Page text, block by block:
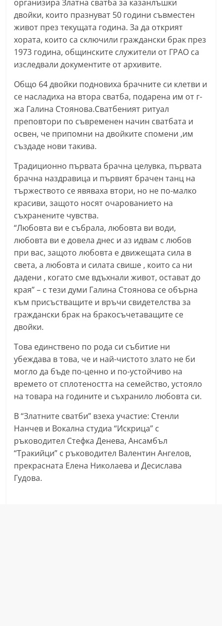
n
l
a
.
n
f
o
,
k
a
z
a
n
l
a
k
-
g
.
i
o
,
g
a
l
e
r
y
организира Златна сватба за казанлъшки
двойки, които празнуват 50 години съвместен
живот през текущата година. За да открият
хората, които са сключили граждански брак през
1973 година, общинските служители от ГРАО са
изследвали документите от архивите.
Общо 64 двойки подновиха брачните си клетви и
се насладиха на втора сватба, подарена им от г-
жа Галина Стоянова.Сватбеният ритуал
преповтори по съвременен начин сватбата и
освен, че припомни на двойките спомени ,им
създаде нови такива.
Традиционно първата брачна целувка, първата
брачна наздравица и първият брачен танц на
тържеството се явяваха втори, но не по-малко
красиви, защото носят очарованието на
съхранените чувства.
“Любовта ви е събрала, любовта ви води,
любовта ви е довела днес и аз идвам с любов
при вас, защото любовта е движещата сила в
света, а любовта и силата свише , които са ни
дадени , когато сме вдъхнали живот, остават до
края” – с тези думи Галина Стоянова се обърна
към присъстващите и връчи свидетелства за
граждански брак на бракосъчетаващите се
двойки.
Това единствено по рода си събитие ни
убеждава в това, че и най-чистото злато не би
могло да бъде по-ценно и по-устойчиво на
времето от сплотеността на семейство, устояло
на товара на годините и съхранило любовта си.
В “Златните сватби” взеха участие: Стенли
Нанчев и Вокална студиа “Искрица” с
ръководител Стефка Денева, Ансамбъл
“Тракийци” с ръководител Валентин Ангелов,
прекрасната Елена Николаева и Десислава
Гудова.